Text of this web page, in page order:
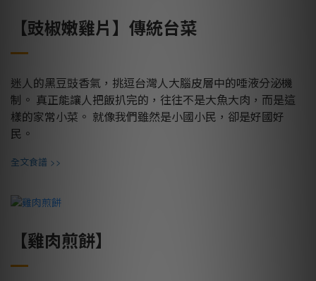
【豉椒嫩雞片】傳統台菜
迷人的黑豆豉香氣，挑逗台灣人大腦皮層中的唾液分泌機
制。 真正能讓人把飯扒完的，往往不是大魚大肉，而是這
樣的家常小菜。 就像我們雖然是小國小民，卻是好國好
民。
全文食譜 >>
【雞肉煎餅】